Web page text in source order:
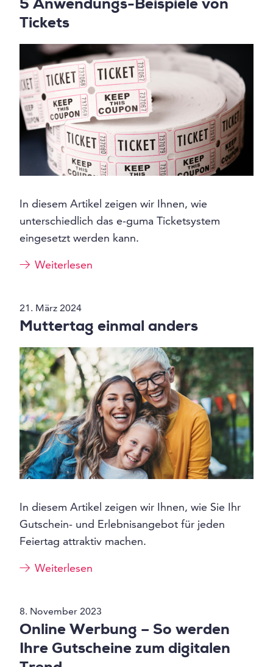
5 Anwendungs-Beispiele von
Tickets
In diesem Artikel zeigen wir Ihnen, wie
unterschiedlich das e-guma Ticketsystem
eingesetzt werden kann.
Weiterlesen
21. März 2024
Muttertag einmal anders
In diesem Artikel zeigen wir Ihnen, wie Sie Ihr
Gutschein- und Erlebnisangebot für jeden
Feiertag attraktiv machen.
Weiterlesen
8. November 2023
Online Werbung – So werden
Ihre Gutscheine zum digitalen